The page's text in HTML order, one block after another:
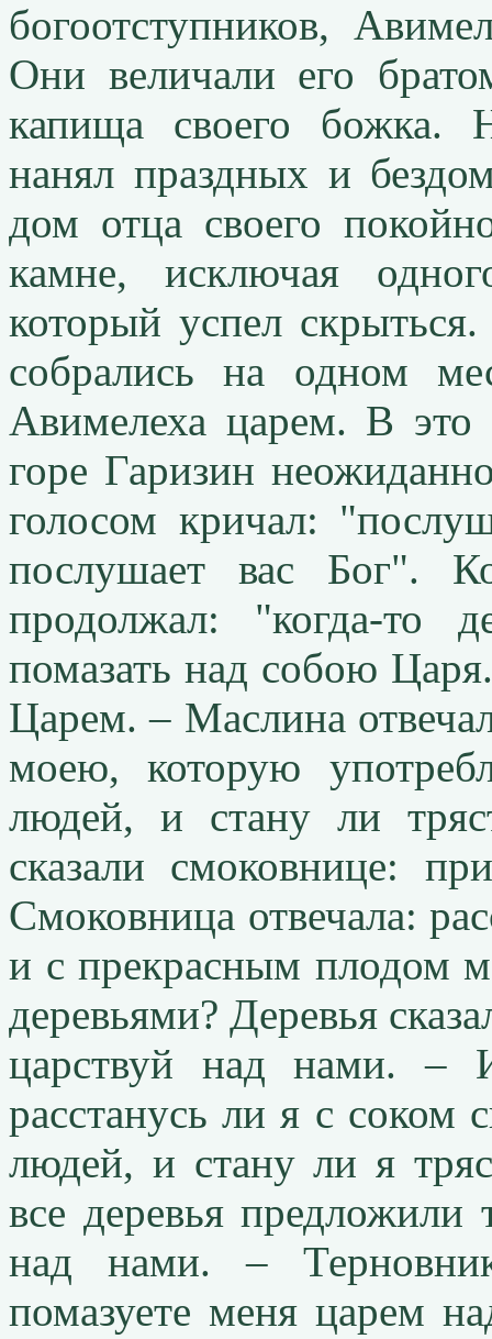
богоотступников,
Они величали его
капища своего божка.
нанял праздных и
дом отца своего
камне, исключая
который успел
собрались на одном
Авимелеха царем. В
горе Гаризин
голосом кричал:
послушает вас Бог".
продолжал: "когда-то
помазать над собою
Царем. – Маслина
моею, которую
людей, и стану ли
сказали смоковнице:
Смоковница отвечала:
и с прекрасным плодом
деревьями? Деревья
царствуй над нами. –
расстанусь ли я с соком
людей, и стану ли я
все деревья предложили
над нами. –
помазуете меня царем